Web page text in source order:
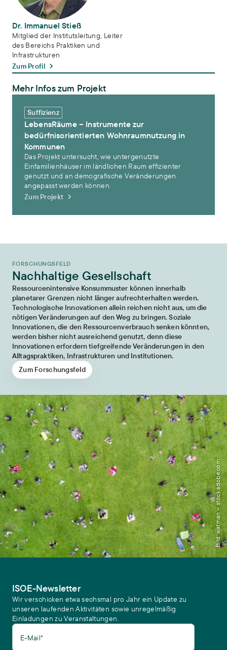
Dr. Immanuel Stieß
Mitglied der Institutsleitung, Leiter
des Bereichs Praktiken und
Infrastrukturen
Zum Profil
Mehr Infos zum Projekt
Suffizienz
LebensRäume – Instrumente zur
bedürfnisorientierten Wohnraumnutzung in
Kommunen
Das Projekt untersucht, wie untergenutzte
Einfamilienhäuser im ländlichen Raum effizienter
genutzt und an demografische Veränderungen
angepasst werden können.
Zum Projekt
FORSCHUNGSFELD
Nachhaltige Gesellschaft
Ressourcenintensive Konsummuster können innerhalb
planetarer Grenzen nicht länger aufrechterhalten werden.
Technologische Innovationen allein reichen nicht aus, um die
nötigen Veränderungen auf den Weg zu bringen. Soziale
Innovationen, die den Ressourcenverbrauch senken könnten,
werden bisher nicht ausreichend genutzt, denn diese
Innovationen erfordern tiefgreifende Veränderungen in den
Alltagspraktiken, Infrastrukturen und Institutionen.
Zum Forschungsfeld
Bild: watman – stock.adobe.com
ISOE-Newsletter
Wir verschicken etwa sechsmal pro Jahr ein Update zu
unseren laufenden Aktivitäten sowie unregelmäßig
Einladungen zu Veranstaltungen.
E-Mail*